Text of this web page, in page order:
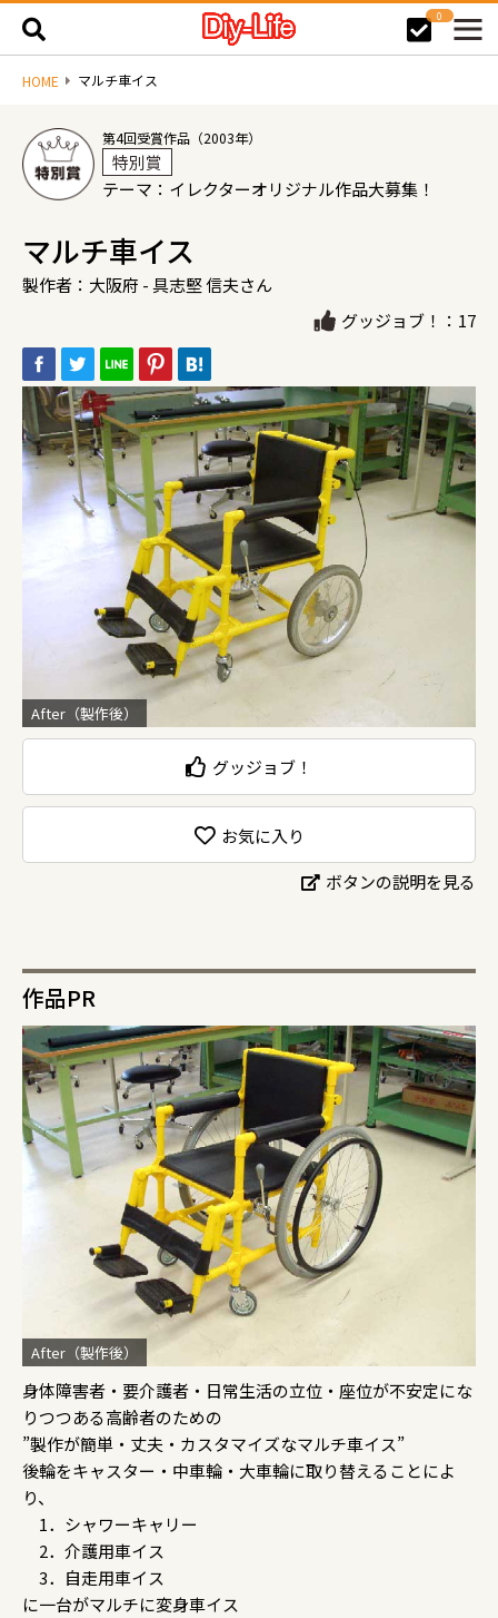
0
HOME マルチ車イス
第4回受賞作品（2003年）
特別賞
テーマ：イレクターオリジナル作品大募集！
マルチ車イス
製作者：大阪府 - 具志堅 信夫さん
グッジョブ！：17
After（製作後）
グッジョブ！
お気に入り
ボタンの説明を見る
作品PR
After（製作後）
身体障害者・要介護者・日常生活の立位・座位が不安定にな
りつつある高齢者のための
”製作が簡単・丈夫・カスタマイズなマルチ車イス”
後輪をキャスター・中車輪・大車輪に取り替えることによ
り、
1．シャワーキャリー
2．介護用車イス
3．自走用車イス
に一台がマルチに変身車イス